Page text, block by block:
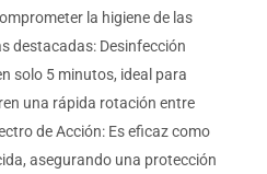
la higiene de las
destacadas: Desinfección
solo 5 minutos, ideal para
una rápida rotación entre
de Acción: Es eficaz como
asegurando una protección